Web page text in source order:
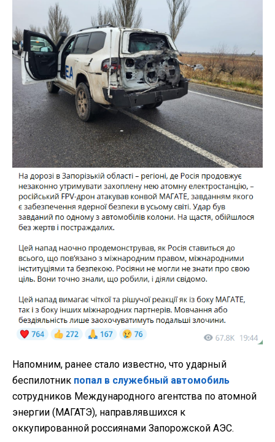
Напомним, ранее стало известно, что ударный
беспилотник попал в служебный автомобиль
сотрудников Международного агентства по атомной
энергии (МАГАТЭ), направлявшихся к
оккупированной россиянами Запорожской АЭС.